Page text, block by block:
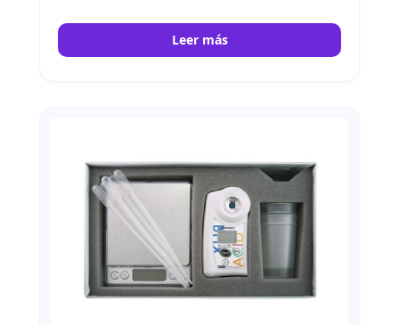
medida. Atago
Leer más